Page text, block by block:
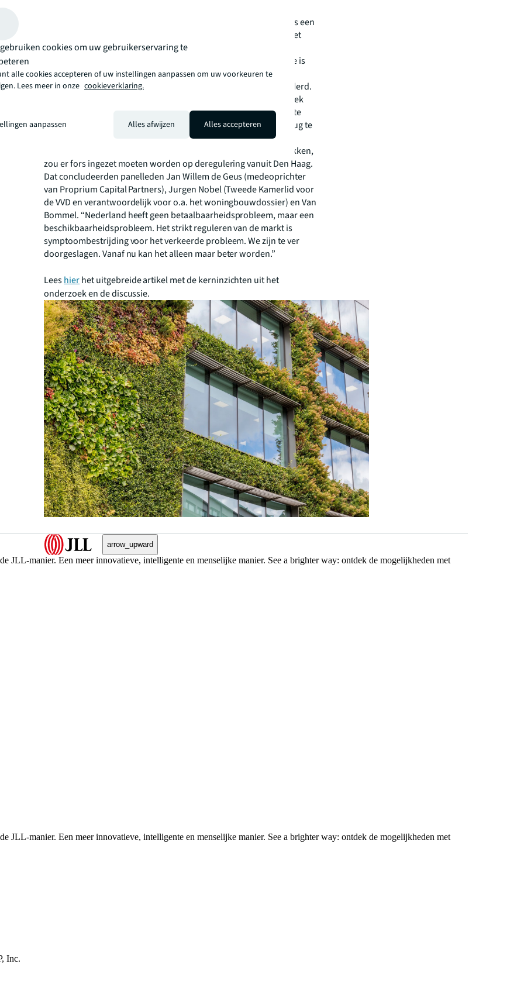
De oplossing? Die ligt vooral bij de politiek, werd duidelijk tijdens een
paneldiscussie die volgde op de presentatie van Whitten. “Aan het
rendement ligt het niet”, vertelde Victor van Bommel, CEO van
vastgoedinvesteringsmaatschappij Orange Capital Partners. “Die is
hoog genoeg. Waar het om gaat, is een gebrek aan stabiliteit en
voorspelbaarheid doordat de spelregels continu worden veranderd.
Dat zie je in het buitenland veel minder gebeuren. Door het gebrek
aan voorspelbaarheid wordt het onmogelijk om risico’s goed in te
schatten, waardoor investeerders zich genoodzaakt zien om terug te
Om het tij te keren en buitenlands kapitaal weer terug aan te trekken,
zou er fors ingezet moeten worden op deregulering vanuit Den Haag.
Dat concludeerden panelleden Jan Willem de Geus (medeoprichter
van Proprium Capital Partners), Jurgen Nobel (Tweede Kamerlid voor
de VVD en verantwoordelijk voor o.a. het woningbouwdossier) en Van
Bommel. “Nederland heeft geen betaalbaarheidsprobleem, maar een
beschikbaarheidsprobleem. Het strikt reguleren van de markt is
symptoombestrijding voor het verkeerde probleem. We zijn te ver
doorgeslagen. Vanaf nu kan het alleen maar beter worden.”
Leeshierhet uitgebreide artikel met de kerninzichten uit het
onderzoek en de discussie.
arrow_upward
JLL-manier. Een meer innovatieve, intelligente en menselijke manier. See a brighter way: ontdek de mogelijkheden met
JLL-manier. Een meer innovatieve, intelligente en menselijke manier. See a brighter way: ontdek de mogelijkheden met
Inc.
cookies om uw gebruikerservaring te
alle cookies accepteren of uw instellingen aanpassen om uw voorkeuren te
Lees meer in onze cookieverklaring.
aanpassen Alles afwijzen Alles accepteren